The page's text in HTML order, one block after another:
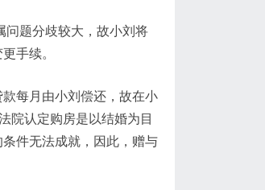
问题分歧较大，故小刘将
手续。
每月由小刘偿还，故在小
院认定购房是以结婚为目
件无法成就，因此，赠与